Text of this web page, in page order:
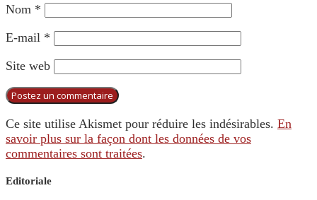
Nom *
E-mail *
Site web
Ce site utilise Akismet pour réduire les indésirables. En
savoir plus sur la façon dont les données de vos
commentaires sont traitées.
Editoriale